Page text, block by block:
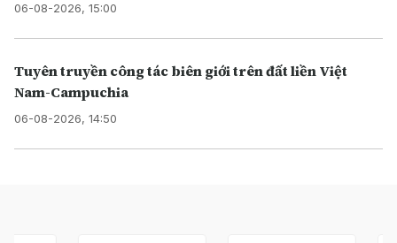
06-08-2026, 15:00
Tuyên truyền công tác biên giới trên đất liền Việt
Nam-Campuchia
06-08-2026, 14:50